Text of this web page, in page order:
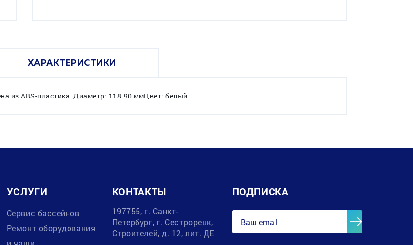
ХАРАКТЕРИСТИКИ
из ABS-пластика. Диаметр: 118.90 ммЦвет: белый
УСЛУГИ
Сервис бассейнов
Ремонт оборудования
и чаши
КОНТАКТЫ
197755, г. Санкт-
Петербург, г. Сестрорецк,
Строителей, д. 12, лит. ДЕ
ПОДПИСКА